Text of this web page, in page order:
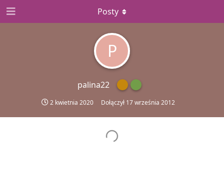
P
palina22
2 kwietnia 2020 Dołączył 17 września 2012
Posty